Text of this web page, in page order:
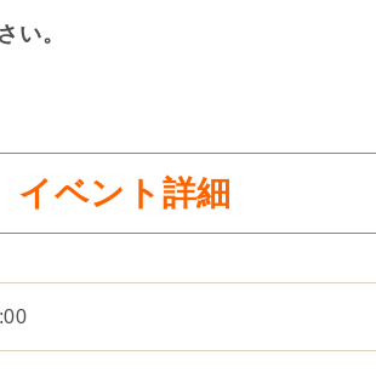
い。
イベント詳細